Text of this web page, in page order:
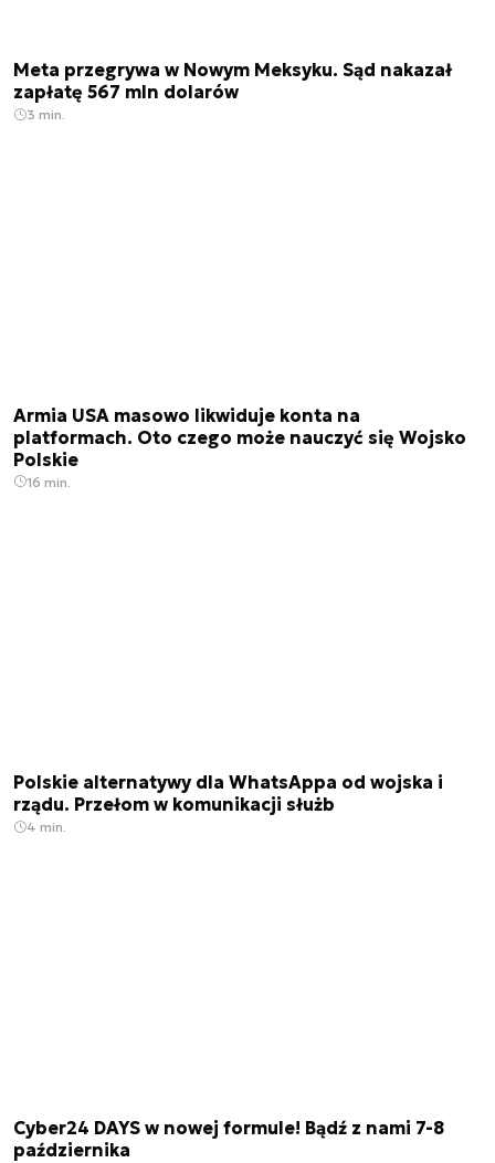
Meta przegrywa w Nowym Meksyku. Sąd nakazał
zapłatę 567 mln dolarów
3 min.
Armia USA masowo likwiduje konta na
platformach. Oto czego może nauczyć się Wojsko
Polskie
16 min.
Polskie alternatywy dla WhatsAppa od wojska i
rządu. Przełom w komunikacji służb
4 min.
Cyber24 DAYS w nowej formule! Bądź z nami 7-8
października